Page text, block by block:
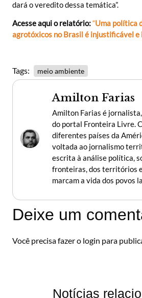
dará o veredito dessa temática”.
Acesse aqui o relatório:“Uma política
agrotóxicos no Brasil é injustificável
Tags: meio ambiente
Amilton Farias
Amilton Farias é
do portal Fronteira Livre.
diferentes países da
voltada ao jornalismo
escrita à análise política,
fronteiras, dos territórios
marcam a vida dos povos
Deixe um
Você precisa fazer o login para
Notícias